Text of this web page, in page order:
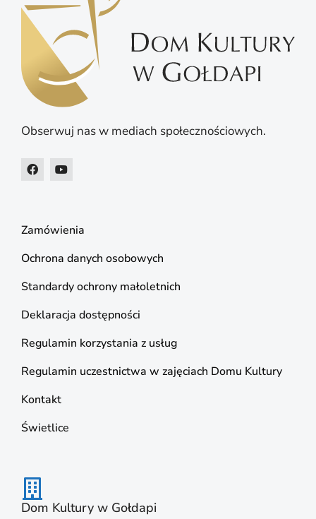
Obserwuj nas w mediach społecznościowych.
Zamówienia
Ochrona danych osobowych
Standardy ochrony małoletnich
Deklaracja dostępności
Regulamin korzystania z usług
Regulamin uczestnictwa w zajęciach Domu Kultury
Kontakt
Świetlice
Dom Kultury w Gołdapi